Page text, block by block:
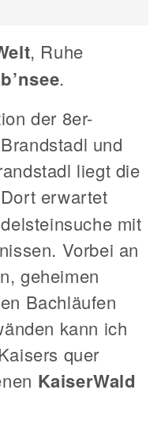
, Ruhe
.
der 8er-
und
liegt die
erwartet
mit
Vorbei an
geheimen
Bachläufen
kann ich
quer
KaiserWald